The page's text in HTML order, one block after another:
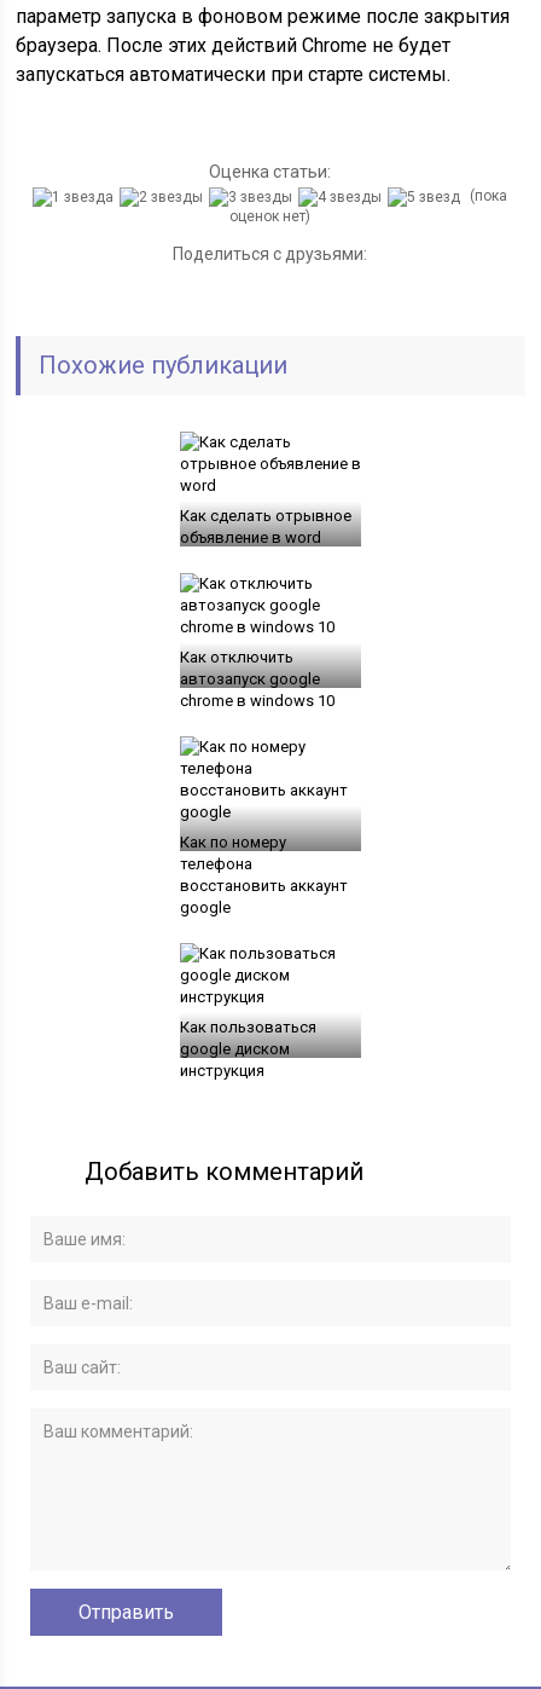
параметр запуска в фоновом режиме после закрытия
браузера. После этих действий Chrome не будет
запускаться автоматически при старте системы.
Оценка статьи:
(пока
оценок нет)
Поделиться с друзьями:
Похожие публикации
Как сделать отрывное
объявление в word
Как отключить
автозапуск google
chrome в windows 10
Как по номеру
телефона
восстановить аккаунт
google
Как пользоваться
google диском
инструкция
Добавить комментарий